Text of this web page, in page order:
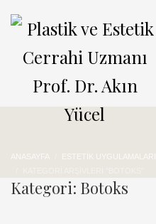
ANASAYFA ESTETIK UYGULAMALARI
Kategori: Botoks